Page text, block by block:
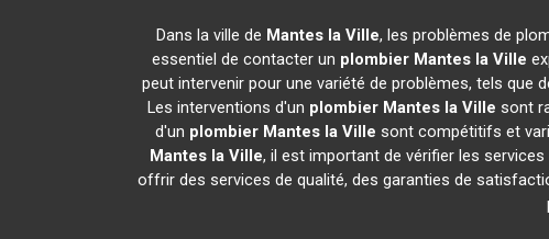
Dans la ville de Mantes la Ville, les problèmes de
essentiel de contacter un plombier Mantes la Ville
peut intervenir pour une variété de problèmes, tels
Les interventions d'un plombier Mantes la Ville sont
d'un plombier Mantes la Ville sont compétitifs et
Mantes la Ville, il est important de vérifier les
offrir des services de qualité, des garanties de